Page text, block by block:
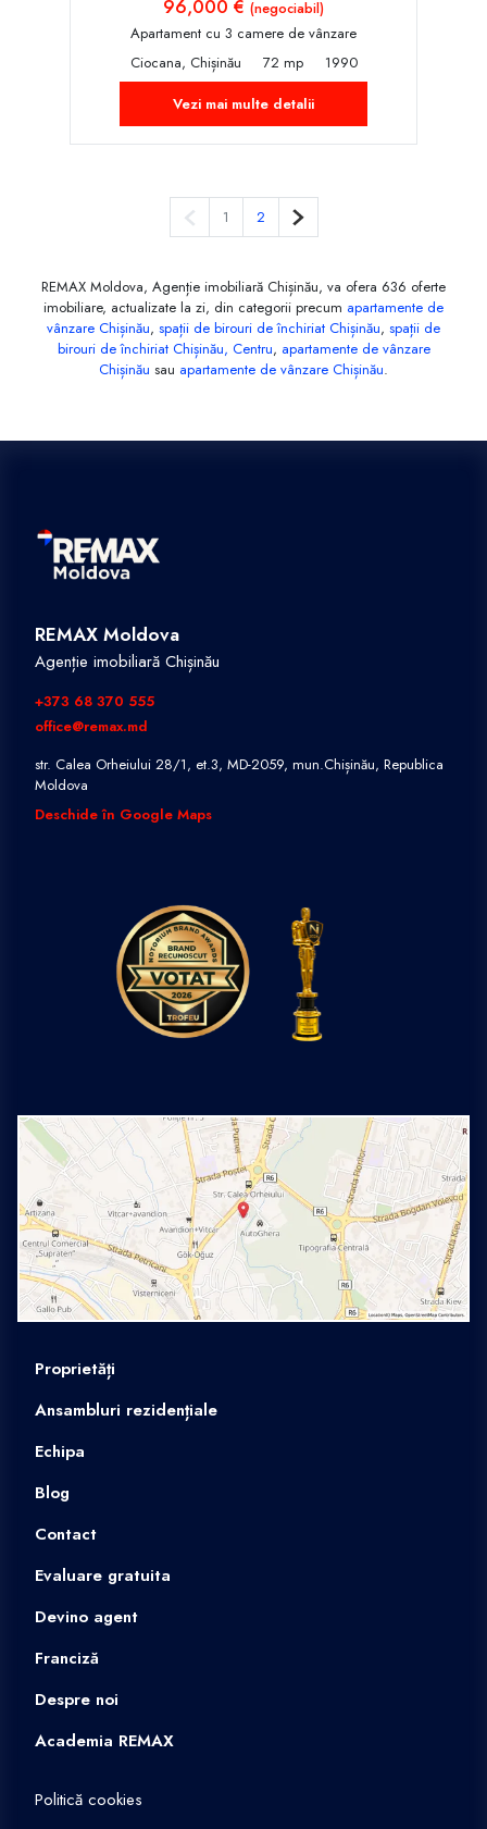
96,000 € (negociabil)
Apartament cu 3 camere de vânzare
Ciocana, Chișinău
72 mp
1990
Vezi mai multe detalii
Pagina anterioară
1 2 Pagina următoare
REMAX Moldova, Agenție imobiliară Chișinău, va ofera 636 oferte
imobiliare, actualizate la zi, din categorii precum apartamente de
vânzare Chișinău, spații de birouri de închiriat Chișinău, spații de
birouri de închiriat Chișinău, Centru, apartamente de vânzare
Chișinău sau apartamente de vânzare Chișinău.
REMAX Moldova
Agenție imobiliară Chișinău
+373 68 370 555
office@remax.md
str. Calea Orheiului 28/1, et.3, MD-2059, mun.Chișinău, Republica
Moldova
Deschide în Google Maps
Proprietăți
Ansambluri rezidențiale
Echipa
Blog
Contact
Evaluare gratuita
Devino agent
Franciză
Despre noi
Academia REMAX
Politică cookies